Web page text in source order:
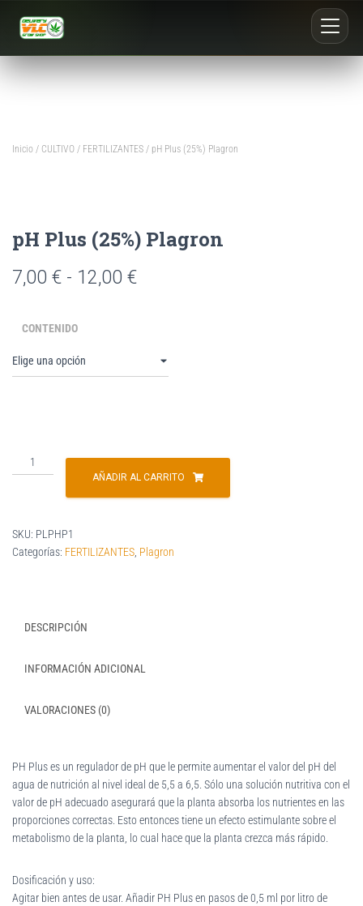
Inicio / CULTIVO / FERTILIZANTES / pH Plus (25%) Plagron
pH Plus (25%) Plagron
7,00 € - 12,00 €
CONTENIDO
AÑADIR AL CARRITO
SKU: PLPHP1
Categorías: FERTILIZANTES Plagron
DESCRIPCIÓN
INFORMACIÓN ADICIONAL
VALORACIONES (0)
PH Plus es un regulador de pH que le permite aumentar el valor del pH del
agua de nutrición al nivel ideal de 5,5 a 6,5. Sólo una solución nutritiva con el
valor de pH adecuado asegurará que la planta absorba los nutrientes en las
proporciones correctas. Esto entonces tiene un efecto estimulante sobre el
metabolismo de la planta, lo cual hace que la planta crezca más rápido.
Dosificación y uso:
Agitar bien antes de usar. Añadir PH Plus en pasos de 0,5 ml por litro de